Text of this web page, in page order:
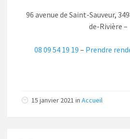
96 avenue de Saint-Sauveur,
de-Rivière –
08 09 54 19 19 – Prendre
15 janvier 2021 in Accueil